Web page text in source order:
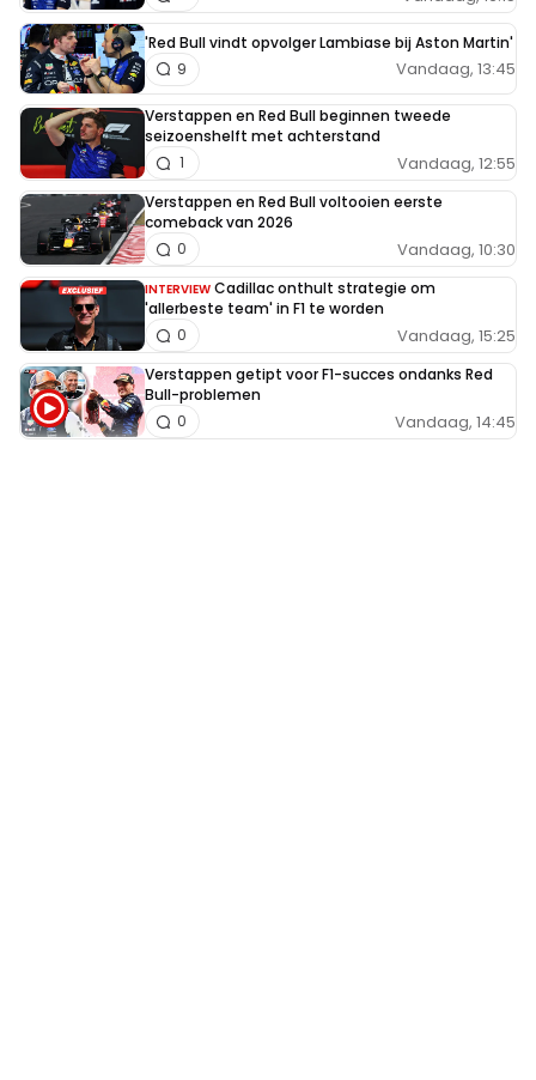
'Red Bull vindt opvolger Lambiase bij Aston Martin'
Vandaag, 13:45
9
Verstappen en Red Bull beginnen tweede
seizoenshelft met achterstand
Vandaag, 12:55
1
Verstappen en Red Bull voltooien eerste
comeback van 2026
Vandaag, 10:30
0
INTERVIEW Cadillac onthult strategie om
'allerbeste team' in F1 te worden
Vandaag, 15:25
0
Verstappen getipt voor F1-succes ondanks Red
Bull-problemen
Vandaag, 14:45
0